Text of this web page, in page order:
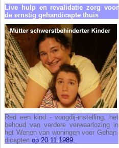
Li­ve hulp en re­va­li­da­tie zorg voor
de ern­stig ge­han­di­cap­te thuis
Red een kind - voog­dij-in­stel­ling, het
be­houd van ver­de­re ver­waar­lo­zing in
het We­nen van wo­nin­gen voor Ge­han­
di­cap­ten op 20.11.1989.